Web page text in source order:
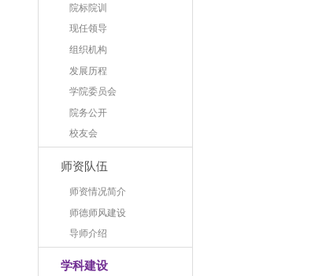
院标院训
现任领导
组织机构
发展历程
学院委员会
院务公开
校友会
师资队伍
师资情况简介
师德师风建设
导师介绍
学科建设